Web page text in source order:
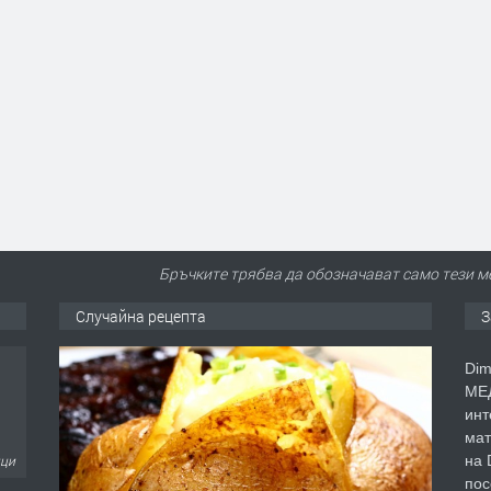
Бръчките трябва да обозначават само тези
Случайна рецепта
на